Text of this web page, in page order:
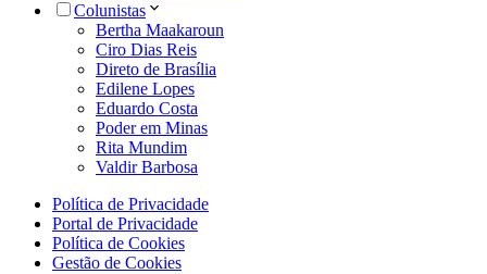
Colunistas
Bertha Maakaroun
Ciro Dias Reis
Direto de Brasília
Edilene Lopes
Eduardo Costa
Poder em Minas
Rita Mundim
Valdir Barbosa
Política de Privacidade
Portal de Privacidade
Política de Cookies
Gestão de Cookies